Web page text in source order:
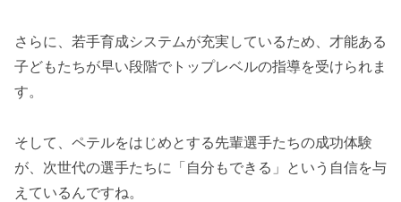
さらに、若手育成システムが充実しているため、才能ある
子どもたちが早い段階でトップレベルの指導を受けられま
す。
そして、ペテルをはじめとする先輩選手たちの成功体験
が、次世代の選手たちに「自分もできる」という自信を与
えているんですね。